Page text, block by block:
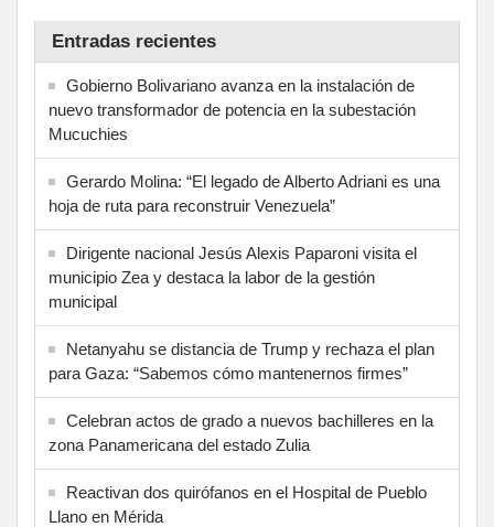
Entradas recientes
Gobierno Bolivariano avanza en la instalación de
nuevo transformador de potencia en la subestación
Mucuchies
Gerardo Molina: “El legado de Alberto Adriani es una
hoja de ruta para reconstruir Venezuela”
Dirigente nacional Jesús Alexis Paparoni visita el
municipio Zea y destaca la labor de la gestión
municipal
Netanyahu se distancia de Trump y rechaza el plan
para Gaza: “Sabemos cómo mantenernos firmes”
Celebran actos de grado a nuevos bachilleres en la
zona Panamericana del estado Zulia
Reactivan dos quirófanos en el Hospital de Pueblo
Llano en Mérida